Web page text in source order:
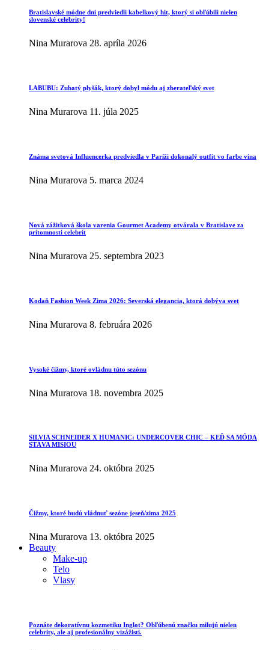
Bratislavské módne dni predviedli kabelkový hit, ktorý si obľúbili nielen
slovenské celebrity!
Nina Murarova 28. apríla 2026
LABUBU: Zubatý plyšák, ktorý dobyl módu aj zberateľský svet
Nina Murarova 11. júla 2025
Známa svetová Influencerka predviedla v Paríži dokonalý outfit vo farbe vína
Nina Murarova 5. marca 2024
Nová zážitková škola varenia Gourmet Academy otvárala v Bratislave za
prítomnosti celebrít
Nina Murarova 25. septembra 2023
Kodaň Fashion Week Zima 2026: Severská elegancia, ktorá dobýva svet
Nina Murarova 8. februára 2026
Vysoké čižmy, ktoré ovládnu túto sezónu
Nina Murarova 18. novembra 2025
SILVIA SCHNEIDER X HUMANIC: UNDERCOVER CHIC – KEĎ SA MÓDA
STÁVA MISIOU
Nina Murarova 24. októbra 2025
Čižmy, ktoré budú vládnuť sezóne jeseň/zima 2025
Nina Murarova 13. októbra 2025
Beauty
Make-up
Telo
Vlasy
Poznáte dekoratívnu kozmetiku Inglot? Obľúbenú značku milujú nielen
celebrity, ale aj profesionálny vizážisti.